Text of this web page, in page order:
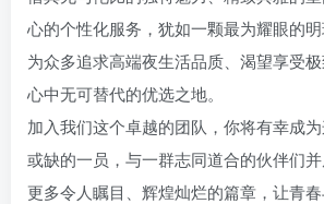
心的个性化服务，犹如一颗最为耀眼的
为众多追求高端夜生活品质、渴望享受
心中无可替代的优选之地。
加入我们这个卓越的团队，你将有幸成
或缺的一员，与一群志同道合的伙伴们
更多令人瞩目、辉煌灿烂的篇章，让青